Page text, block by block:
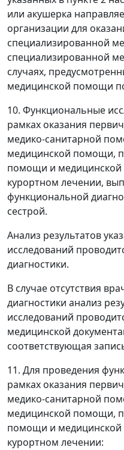
или акушерка
организации для
специализированной
специализированной
случаях,
медицинской помощи
10. Функциональные
рамках оказания
медико-санитарной
медицинской помощи,
помощи и
курортном лечении,
функциональной
сестрой.
Анализ результатов
исследований
диагностики.
В случае отсутствия
диагностики анализ
исследований
медицинской
соответствующая
11. Для проведения
рамках оказания
медико-санитарной
медицинской помощи,
помощи и
курортном лечении: